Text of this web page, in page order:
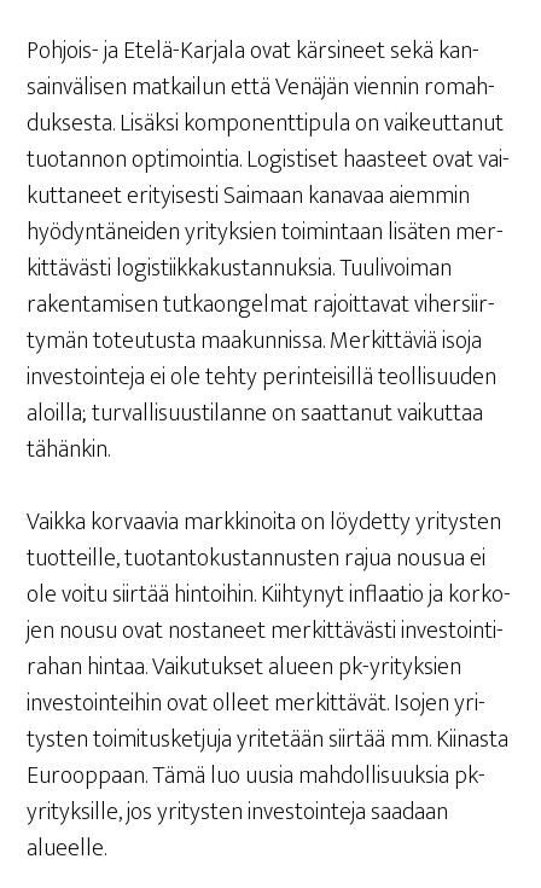
Poh­jois- ja Ete­lä-Kar­ja­la ovat kär­si­neet sekä kan­
sain­vä­li­sen mat­kai­lun että Venä­jän vien­nin romah­
duk­ses­ta. Lisäk­si kom­po­nent­ti­pu­la on vai­keut­ta­nut
tuo­tan­non opti­moin­tia. Logis­ti­set haas­teet ovat vai­
kut­ta­neet eri­tyi­ses­ti Sai­maan kana­vaa aiem­min
hyö­dyn­tä­nei­den yri­tyk­sien toi­min­taan lisä­ten mer­
kit­tä­väs­ti logis­tiik­ka­kus­tan­nuk­sia. Tuu­li­voi­man
raken­ta­mi­sen tut­kaon­gel­mat rajoit­ta­vat viher­siir­
ty­män toteu­tus­ta maa­kun­nis­sa. Mer­kit­tä­viä iso­ja
inves­toin­te­ja ei ole teh­ty perin­tei­sil­lä teol­li­suu­den
aloil­la; tur­val­li­suus­ti­lan­ne on saat­ta­nut vai­kut­taa
tähänkin.
Vaik­ka kor­vaa­via mark­ki­noi­ta on löy­det­ty yri­tys­ten
tuot­teil­le, tuo­tan­to­kus­tan­nus­ten rajua nousua ei
ole voi­tu siir­tää hin­toi­hin. Kiih­ty­nyt inflaa­tio ja kor­ko­
jen nousu ovat nos­ta­neet mer­kit­tä­väs­ti inves­toin­ti­
ra­han hin­taa. Vai­ku­tuk­set alu­een pk-yri­tyk­sien
inves­toin­tei­hin ovat olleet mer­kit­tä­vät. Iso­jen yri­
tys­ten toi­mi­tus­ket­ju­ja yri­te­tään siir­tää mm. Kii­nas­ta
Euroop­paan. Tämä luo uusia mah­dol­li­suuk­sia pk-
yri­tyk­sil­le, jos yri­tys­ten inves­toin­te­ja saa­daan
alueelle.